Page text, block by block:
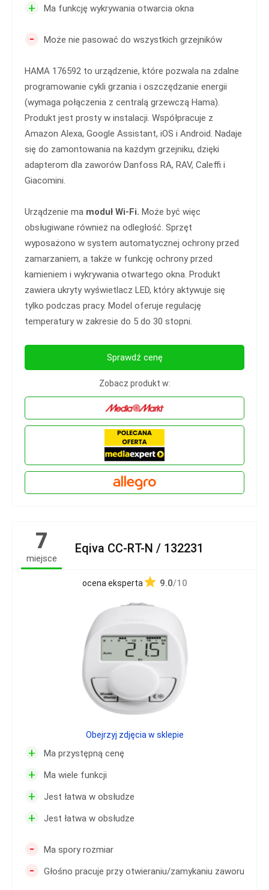
+ Ma funkcję wykrywania otwarcia okna
- Może nie pasować do wszystkich grzejników
HAMA 176592 to urządzenie, które pozwala na zdalne
programowanie cykli grzania i oszczędzanie energii
(wymaga połączenia z centralą grzewczą Hama).
Produkt jest prosty w instalacji. Współpracuje z
Amazon Alexa, Google Assistant, iOS i Android. Nadaje
się do zamontowania na każdym grzejniku, dzięki
adapterom dla zaworów Danfoss RA, RAV, Caleffi i
Giacomini.
Urządzenie ma moduł Wi-Fi. Może być więc
obsługiwane również na odległość. Sprzęt
wyposażono w system automatycznej ochrony przed
zamarzaniem, a także w funkcję ochrony przed
kamieniem i wykrywania otwartego okna. Produkt
zawiera ukryty wyświetlacz LED, który aktywuje się
tylko podczas pracy. Model oferuje regulację
temperatury w zakresie do 5 do 30 stopni.
Sprawdź cenę
Zobacz produkt w:
7
miejsce
Eqiva CC-RT-N / 132231
ocena eksperta 9.0/10
+ Ma przystępną cenę
+ Ma wiele funkcji
+ Jest łatwa w obsłudze
+ Jest łatwa w obsłudze
- Ma spory rozmiar
- Głośno pracuje przy otwieraniu/zamykaniu zaworu
Obejrzyj zdjęcia w sklepie